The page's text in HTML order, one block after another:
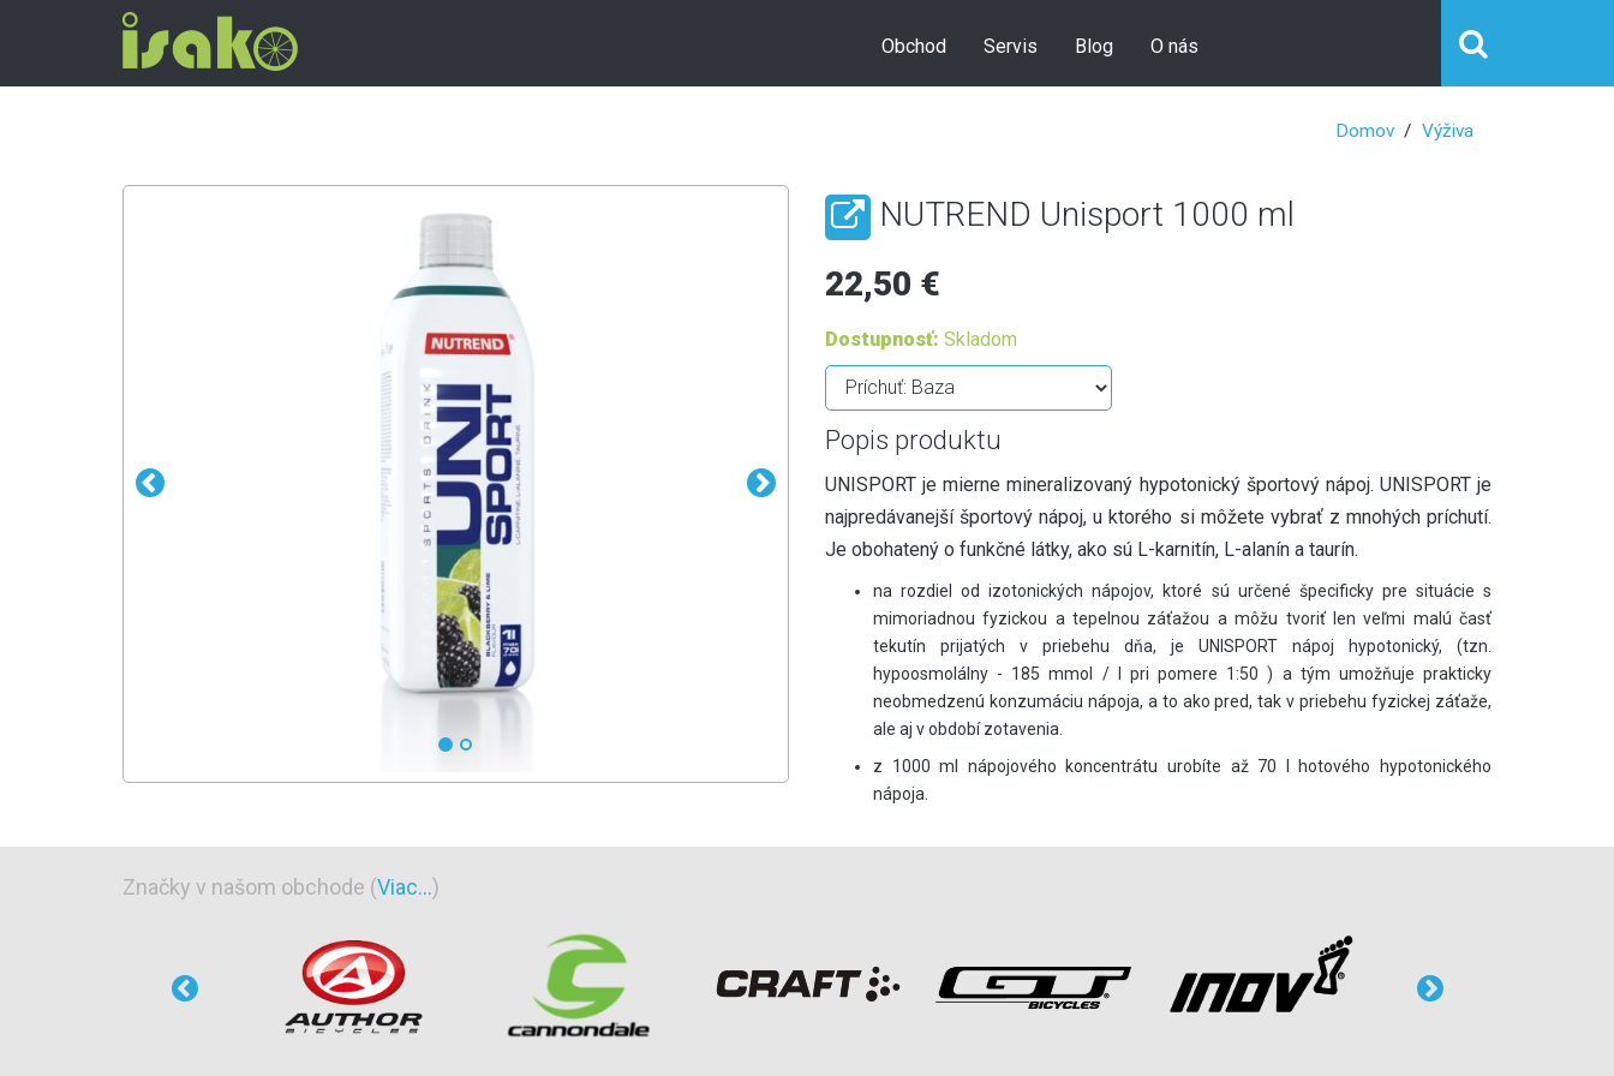
Obchod Servis Blog O nás
Domov Výživa
NUTREND Unisport 1000 ml
22,50 €
Dostupnosť: Skladom
Popis produktu
UNISPORT je mierne mineralizovaný hypotonický športový nápoj. UNISPORT je
najpredávanejší športový nápoj, u ktorého si môžete vybrať z mnohých príchutí.
Je obohatený o funkčné látky, ako sú L-karnitín, L-alanín a taurín.
na rozdiel od izotonických nápojov, ktoré sú určené špecificky pre situácie s
mimoriadnou fyzickou a tepelnou záťažou a môžu tvoriť len veľmi malú časť
tekutín prijatých v priebehu dňa, je UNISPORT nápoj hypotonický, (tzn.
hypoosmolálny - 185 mmol / l pri pomere 1:50 ) a tým umožňuje prakticky
neobmedzenú konzumáciu nápoja, a to ako pred, tak v priebehu fyzickej záťaže,
ale aj v období zotavenia.
z 1000 ml nápojového koncentrátu urobíte až 70 l hotového hypotonického
nápoja.
Značky v našom obchode (Viac...)